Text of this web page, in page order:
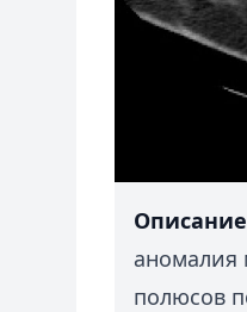
аномалия
полюсов